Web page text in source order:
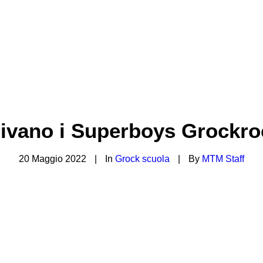
i Superboys
20 Maggio 2022 In Grock scuola By MTM Staff